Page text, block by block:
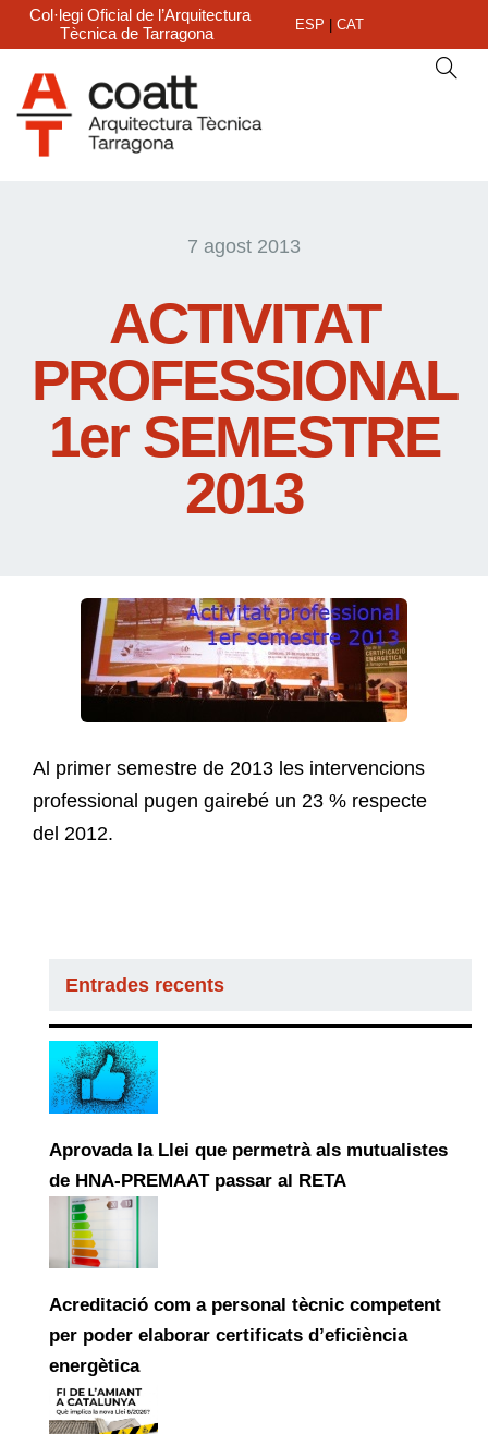
Col·legi Oficial de l’Arquitectura
Tècnica de Tarragona
ESP CAT
7 agost 2013
ACTIVITAT
PROFESSIONAL
1er SEMESTRE
2013
Al primer semestre de 2013 les intervencions
professional pugen gairebé un 23 % respecte
del 2012.
Entrades recents
Aprovada la Llei que permetrà als mutualistes
de HNA-PREMAAT passar al RETA
Acreditació com a personal tècnic competent
per poder elaborar certificats d’eficiència
energètica